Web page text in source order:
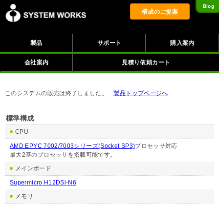
構成のご提案
Blog
製品 サポート 購入案内
会社案内 見積り依頼カート
このシステムの販売は終了しました。製品トップページへ
標準構成
CPU
AMD EPYC 7002/7003シリーズ(Socket SP3)プロセッサ対応
最大2基のプロセッサを搭載可能です。
メインボード
Supermicro H12DSi-N6
メモリ